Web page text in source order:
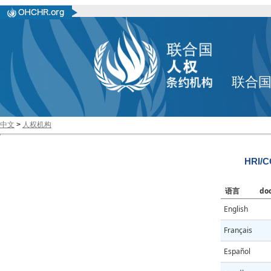
联合
中文 > 人权机构
HRI/
语言
English
Français
Español